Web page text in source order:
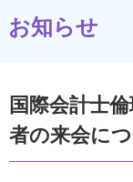
お知らせ
国際会計士
者の来会に